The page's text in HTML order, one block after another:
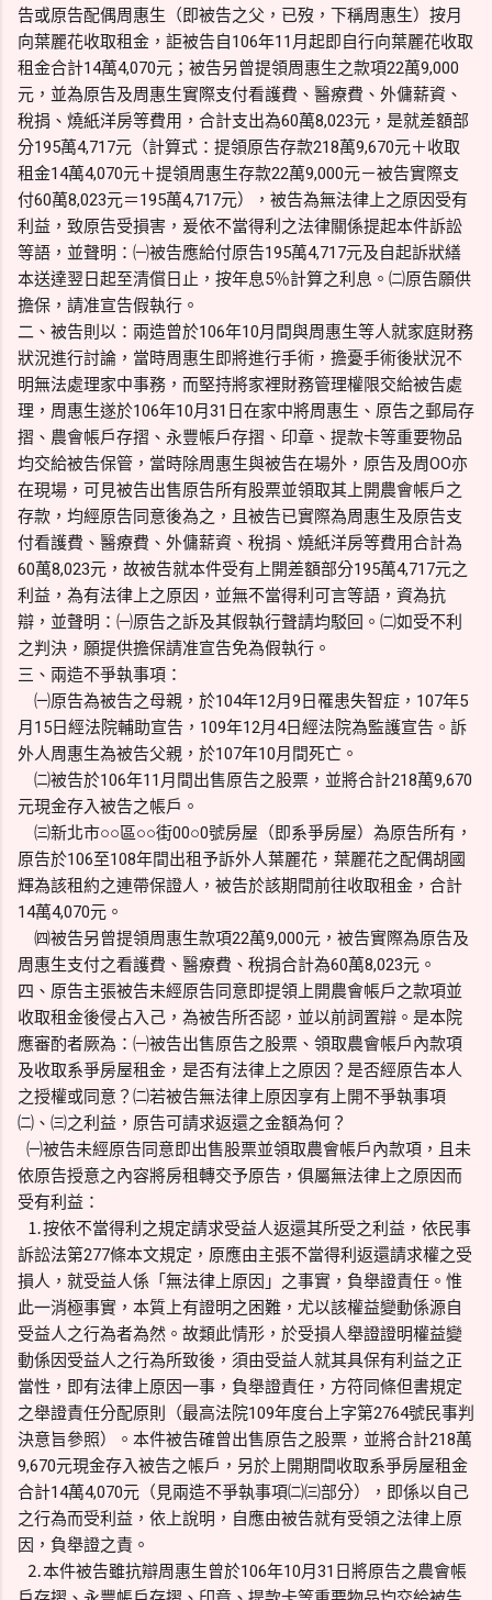
告或原告配偶周惠生（即被告之父，已歿，下稱周惠生）按月
向葉麗花收取租金，詎被告自106年11月起即自行向葉麗花收取
租金合計14萬4,070元；被告另曾提領周惠生之款項22萬9,000
元，並為原告及周惠生實際支付看護費、醫療費、外傭薪資、
稅捐、燒紙洋房等費用，合計支出為60萬8,023元，是就差額部
分195萬4,717元（計算式：提領原告存款218萬9,670元＋收取
租金14萬4,070元＋提領周惠生存款22萬9,000元－被告實際支
付60萬8,023元＝195萬4,717元），被告為無法律上之原因受有
利益，致原告受損害，爰依不當得利之法律關係提起本件訴訟
等語，並聲明：㈠被告應給付原告195萬4,717元及自起訴狀繕
本送達翌日起至清償日止，按年息5％計算之利息。㈡原告願供
擔保，請准宣告假執行。
二、被告則以：兩造曾於106年10月間與周惠生等人就家庭財務
狀況進行討論，當時周惠生即將進行手術，擔憂手術後狀況不
明無法處理家中事務，而堅持將家裡財務管理權限交給被告處
理，周惠生遂於106年10月31日在家中將周惠生、原告之郵局存
摺、農會帳戶存摺、永豐帳戶存摺、印章、提款卡等重要物品
均交給被告保管，當時除周惠生與被告在場外，原告及周OO亦
在現場，可見被告出售原告所有股票並領取其上開農會帳戶之
存款，均經原告同意後為之，且被告已實際為周惠生及原告支
付看護費、醫療費、外傭薪資、稅捐、燒紙洋房等費用合計為
60萬8,023元，故被告就本件受有上開差額部分195萬4,717元之
利益，為有法律上之原因，並無不當得利可言等語，資為抗
辯，並聲明：㈠原告之訴及其假執行聲請均駁回。㈡如受不利
之判決，願提供擔保請准宣告免為假執行。
三、兩造不爭執事項：
㈠原告為被告之母親，於104年12月9日罹患失智症，107年5
月15日經法院輔助宣告，109年12月4日經法院為監護宣告。訴
外人周惠生為被告父親，於107年10月間死亡。
㈡被告於106年11月間出售原告之股票，並將合計218萬9,670
元現金存入被告之帳戶。
㈢新北市○○區○○街00○0號房屋（即系爭房屋）為原告所有，
原告於106至108年間出租予訴外人葉麗花，葉麗花之配偶胡國
輝為該租約之連帶保證人，被告於該期間前往收取租金，合計
14萬4,070元。
㈣被告另曾提領周惠生款項22萬9,000元，被告實際為原告及
周惠生支付之看護費、醫療費、稅捐合計為60萬8,023元。
四、原告主張被告未經原告同意即提領上開農會帳戶之款項並
收取租金後侵占入己，為被告所否認，並以前詞置辯。是本院
應審酌者厥為：㈠被告出售原告之股票、領取農會帳戶內款項
及收取系爭房屋租金，是否有法律上之原因？是否經原告本人
之授權或同意？㈡若被告無法律上原因享有上開不爭執事項
㈡、㈢之利益，原告可請求返還之金額為何？
㈠被告未經原告同意即出售股票並領取農會帳戶內款項，且未
依原告授意之內容將房租轉交予原告，俱屬無法律上之原因而
受有利益：
⒈按依不當得利之規定請求受益人返還其所受之利益，依民事
訴訟法第277條本文規定，原應由主張不當得利返還請求權之受
損人，就受益人係「無法律上原因」之事實，負舉證責任。惟
此一消極事實，本質上有證明之困難，尤以該權益變動係源自
受益人之行為者為然。故類此情形，於受損人舉證證明權益變
動係因受益人之行為所致後，須由受益人就其具保有利益之正
當性，即有法律上原因一事，負舉證責任，方符同條但書規定
之舉證責任分配原則（最高法院109年度台上字第2764號民事判
決意旨參照）。本件被告確曾出售原告之股票，並將合計218萬
9,670元現金存入被告之帳戶，另於上開期間收取系爭房屋租金
合計14萬4,070元（見兩造不爭執事項㈡㈢部分），即係以自己
之行為而受利益，依上說明，自應由被告就有受領之法律上原
因，負舉證之責。
⒉本件被告雖抗辯周惠生曾於106年10月31日將原告之農會帳